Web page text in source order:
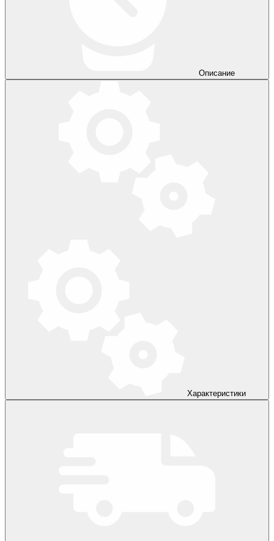
Описание
Характеристики